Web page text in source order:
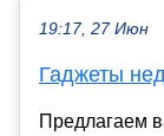
19:17, 27 Июн
Гаджеты
Предлагаем